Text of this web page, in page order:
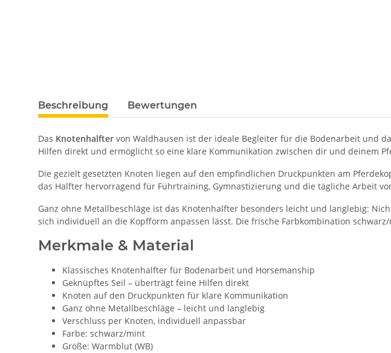
Beschreibung Bewertungen
Das Knotenhalfter von Waldhausen ist der ideale Begleiter für die Bodenarbeit und
Hilfen direkt und ermöglicht so eine klare Kommunikation zwischen dir und deinem
Die gezielt gesetzten Knoten liegen auf den empfindlichen Druckpunkten am
das Halfter hervorragend für Führtraining, Gymnastizierung und die tägliche Arbeit
Ganz ohne Metallbeschläge ist das Knotenhalfter besonders leicht und langlebig:
sich individuell an die Kopfform anpassen lässt. Die frische Farbkombination
Merkmale & Material
Klassisches Knotenhalfter für Bodenarbeit und Horsemanship
Geknüpftes Seil – überträgt feine Hilfen direkt
Knoten auf den Druckpunkten für klare Kommunikation
Ganz ohne Metallbeschläge – leicht und langlebig
Verschluss per Knoten, individuell anpassbar
Farbe: schwarz/mint
Größe: Warmblut (WB)